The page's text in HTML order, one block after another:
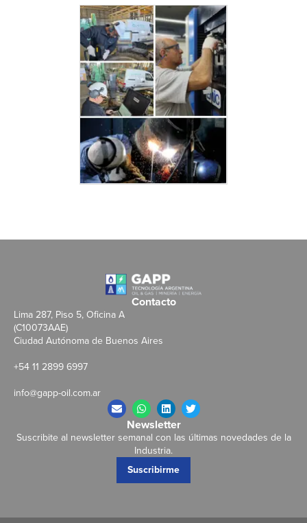
Contacto
Lima 287, Piso 5, Oficina A
(C10073AAE)
Ciudad Autónoma de Buenos Aires
+54 11 2899 6997
info@gapp-oil.com.ar
Newsletter
Suscribite al newsletter semanal con las últimas novedades de la
Industria.
Suscribirme